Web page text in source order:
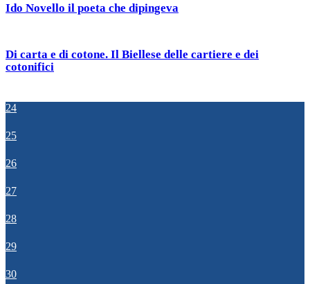
Ido Novello il poeta che dipingeva
Di carta e di cotone. Il Biellese delle cartiere e dei
cotonifici
24
25
26
27
28
29
30